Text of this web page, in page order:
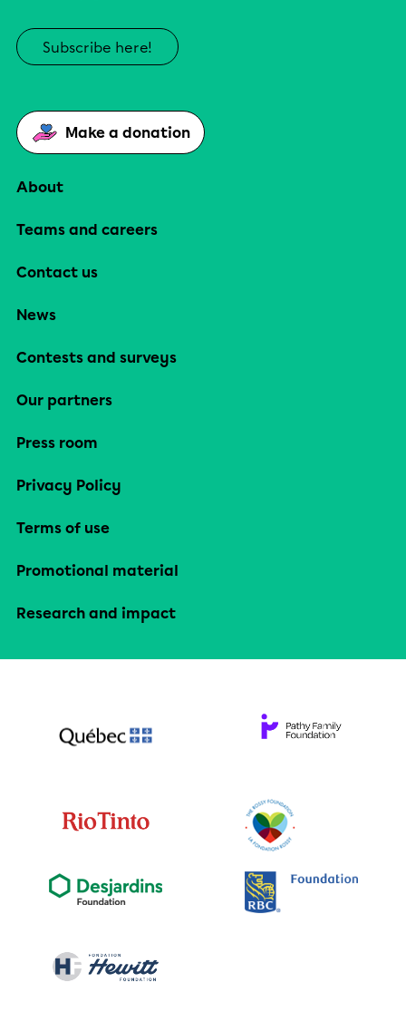
Subscribe here!
Make a donation
About
Teams and careers
Contact us
News
Contests and surveys
Our partners
Press room
Privacy Policy
Terms of use
Promotional material
Research and impact